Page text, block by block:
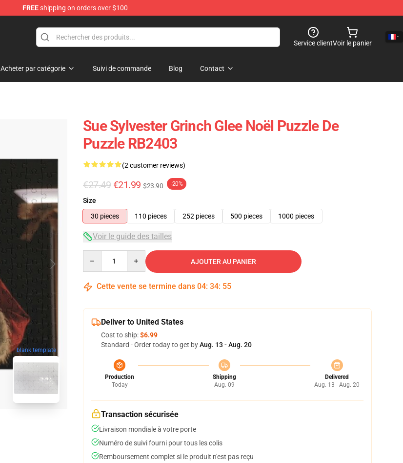
FREEshipping on orders over $100
Service clientVoir le panier
Acheter par catégorie Suivi de commande Blog Contact
blank template
Sue Sylvester Grinch Glee Noël Puzzle De
Puzzle RB2403
(2 customer reviews)
€27.49 €21.99 $23.90 -20%
Size
30 pieces
110 pieces 252 pieces 500 pieces 1000 pieces
Voir le guide des tailles
AJOUTER AU PANIER
Cette vente se termine dans 04: 34: 54
Deliver to United States
Cost to ship:$6.99
Standard - Order today to get byAug. 13 - Aug. 20
Production
Today
Shipping
Aug. 09
Delivered
Aug. 13 - Aug. 20
Transaction sécurisée
Livraison mondiale à votre porte
Numéro de suivi fourni pour tous les colis
Remboursement complet si le produit n'est pas reçu